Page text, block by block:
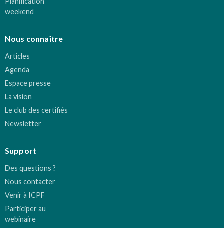
weekend
Nous connaître
Articles
Agenda
Espace presse
La vision
Le club des certifiés
Newsletter
Support
Des questions ?
Nous contacter
Venir à ICPF
Participer au
webinaire